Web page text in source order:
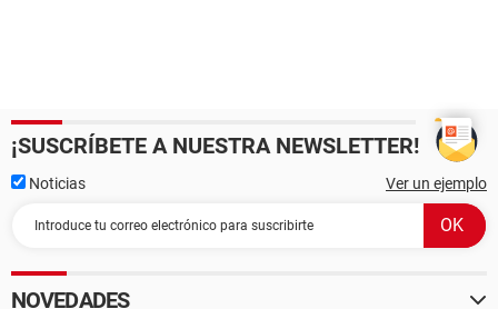
¡SUSCRÍBETE A NUESTRA NEWSLETTER!
Noticias Ver un ejemplo
NOVEDADES